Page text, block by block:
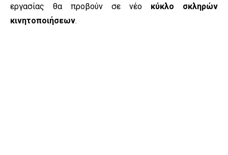
εργασίας θα προβούν σε νέο κύκλο σκληρών
κινητοποιήσεων.